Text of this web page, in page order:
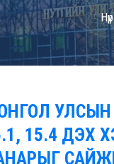
Нүүр
УЛСЫН
15.4 ДЭХ